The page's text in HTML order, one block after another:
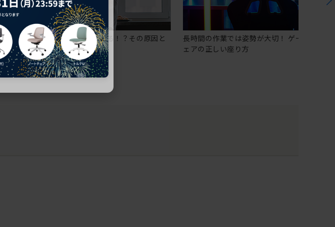
椅子に座っているのに疲れる！？その原因と
疲れにくいチェアの選び方
長時間の作業では姿勢が大切！ ゲーミングチ
ェアの正しい座り方